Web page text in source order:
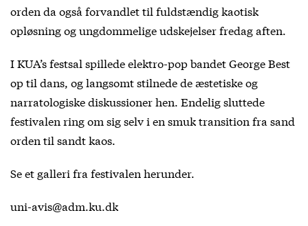
orden da også forvandlet til fuldstændig kaotisk
opløsning og ungdommelige udskejelser fredag aften.
I KUA’s festsal spillede elektro-pop bandet George Best
op til dans, og langsomt stilnede de æstetiske og
narratologiske diskussioner hen. Endelig sluttede
festivalen ring om sig selv i en smuk transition fra sand
orden til sandt kaos.
Se et galleri fra festivalen herunder.
uni-avis@adm.ku.dk